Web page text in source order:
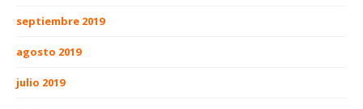
septiembre 2019
agosto 2019
julio 2019